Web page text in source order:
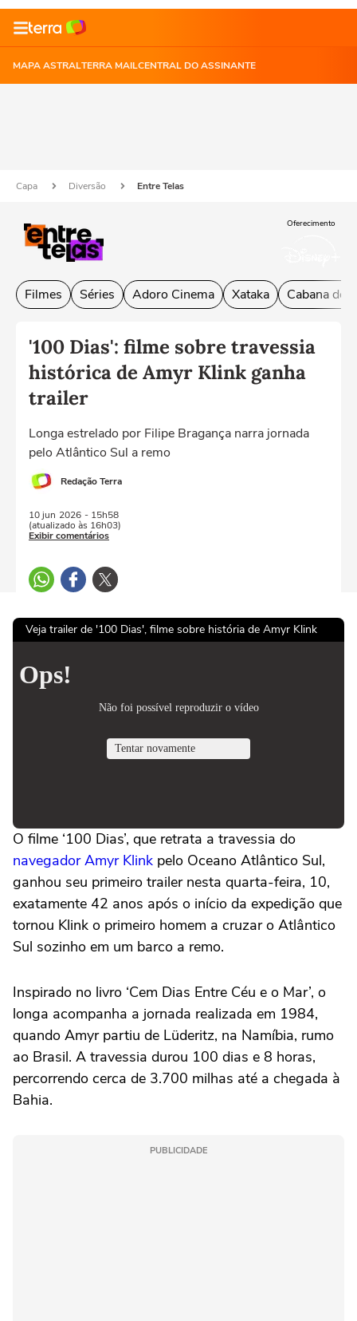
MAPA ASTRALTERRA MAILCENTRAL DO ASSINANTE
Capa Diversão Entre Telas
Oferecimento
Filmes Séries Adoro Cinema Xataka Cabana do
'100 Dias': filme sobre travessia
histórica de Amyr Klink ganha
trailer
Longa estrelado por Filipe Bragança narra jornada
pelo Atlântico Sul a remo
Redação Terra
10 jun 2026 - 15h58
(atualizado às 16h03)
Exibir comentários
Veja trailer de '100 Dias', filme sobre história de Amyr Klink
O filme ‘100 Dias’, que retrata a travessia do
navegador Amyr Klink pelo Oceano Atlântico Sul,
ganhou seu primeiro trailer nesta quarta-feira, 10,
exatamente 42 anos após o início da expedição que
tornou Klink o primeiro homem a cruzar o Atlântico
Sul sozinho em um barco a remo.
Inspirado no livro ‘Cem Dias Entre Céu e o Mar’, o
longa acompanha a jornada realizada em 1984,
quando Amyr partiu de Lüderitz, na Namíbia, rumo
ao Brasil. A travessia durou 100 dias e 8 horas,
percorrendo cerca de 3.700 milhas até a chegada à
Bahia.
PUBLICIDADE